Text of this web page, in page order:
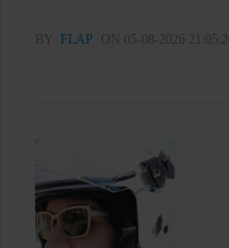
BY FLAP ON 05-08-2026 21:05:26